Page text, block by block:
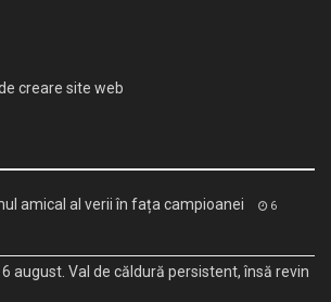
creare site web
amical al verii în fața campioanei 6
august. Val de căldură persistent, însă revin